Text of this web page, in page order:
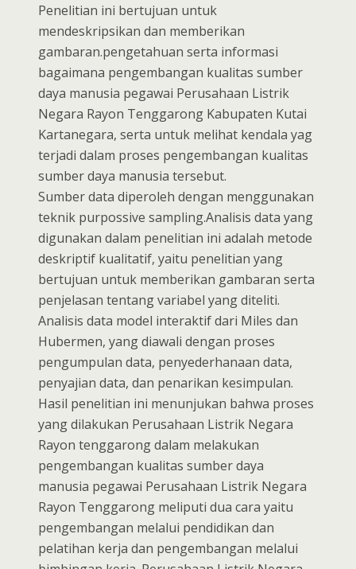
Penelitian ini bertujuan untuk
mendeskripsikan dan memberikan
gambaran.pengetahuan serta informasi
bagaimana pengembangan kualitas sumber
daya manusia pegawai Perusahaan Listrik
Negara Rayon Tenggarong Kabupaten Kutai
Kartanegara, serta untuk melihat kendala yag
terjadi dalam proses pengembangan kualitas
sumber daya manusia tersebut.
Sumber data diperoleh dengan menggunakan
teknik purpossive sampling.Analisis data yang
digunakan dalam penelitian ini adalah metode
deskriptif kualitatif, yaitu penelitian yang
bertujuan untuk memberikan gambaran serta
penjelasan tentang variabel yang diteliti.
Analisis data model interaktif dari Miles dan
Hubermen, yang diawali dengan proses
pengumpulan data, penyederhanaan data,
penyajian data, dan penarikan kesimpulan.
Hasil penelitian ini menunjukan bahwa proses
yang dilakukan Perusahaan Listrik Negara
Rayon tenggarong dalam melakukan
pengembangan kualitas sumber daya
manusia pegawai Perusahaan Listrik Negara
Rayon Tenggarong meliputi dua cara yaitu
pengembangan melalui pendidikan dan
pelatihan kerja dan pengembangan melalui